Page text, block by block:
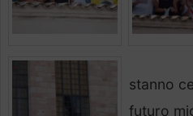
stanno
futuro